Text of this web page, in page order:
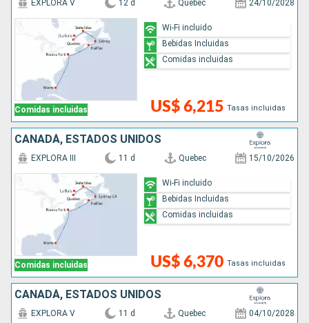
Comidas incluidas
EXPLORA V 12 d Quebec 24/10/2028
US$ 6,215 Tasas incluidas
Wi-Fi incluido
Bebidas Incluidas
Comidas incluidas
CANADÁ, ESTADOS UNIDOS
Comidas incluidas
EXPLORA III 11 d Quebec 15/10/2026
US$ 6,370 Tasas incluidas
Wi-Fi incluido
Bebidas Incluidas
Comidas incluidas
CANADÁ, ESTADOS UNIDOS
EXPLORA V 11 d Quebec 04/10/2028